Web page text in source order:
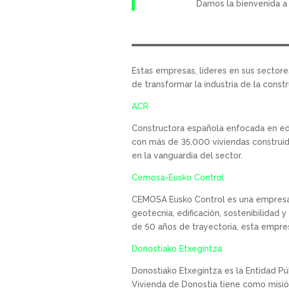
Damos la bienvenida
Estas empresas, líderes en sus
de transformar la industria de la
ACR
Constructora española enfocada en
con más de 35,000 viviendas
en la vanguardia del sector.
Cemosa-Eusko Control
CEMOSA Eusko Control es una
geotecnia, edificación, sostenibilidad
de 50 años de trayectoria, esta
Donostiako Etxegintza
Donostiako Etxegintza es la Entidad
Vivienda de Donostia tiene como